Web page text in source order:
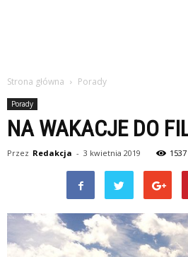
Strona główna Porady
Porady
NA WAKACJE DO
Przez Redakcja - 3 kwietnia 2019 1537